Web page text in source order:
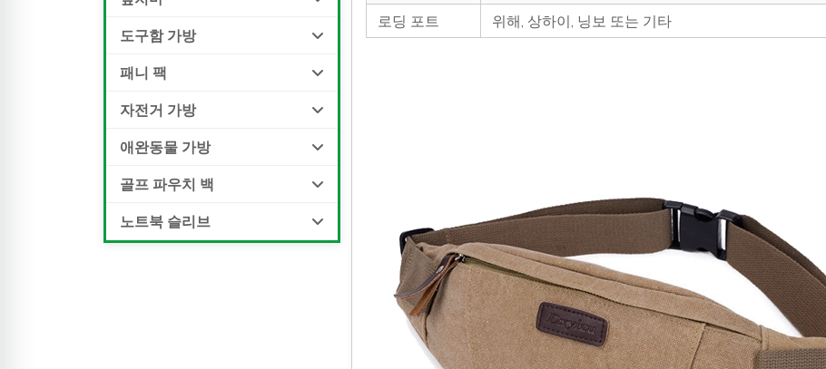
도구함 가방
패니 팩
자전거 가방
애완동물 가방
골프 파우치 백
노트북 슬리브
로딩 포트
위해, 상하이, 닝보 또는 기타